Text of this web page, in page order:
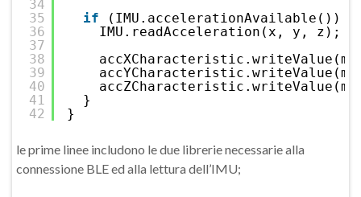
34
35
36
37
38
39
40
41
42
if
(IMU.accelerationAvailable()) {
IMU.readAcceleration(x, y, z);
}
}
le prime linee includono le due librerie necessarie alla
connessione BLE ed alla lettura dell’IMU;